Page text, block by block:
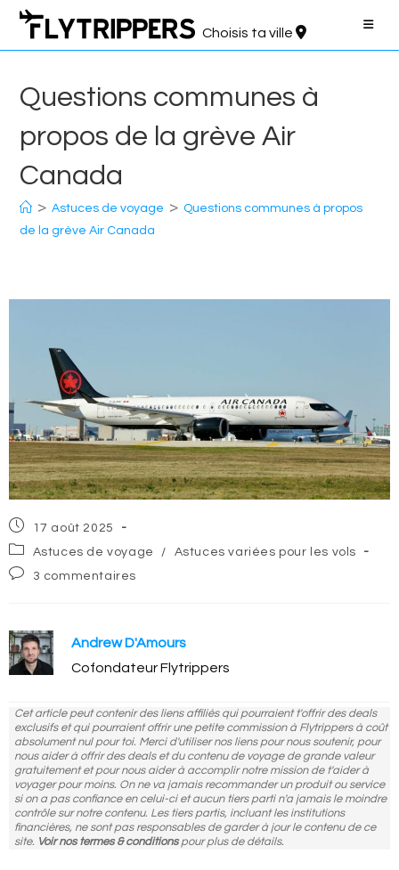
Aller
contenu
Choisis ta ville
Questions communes à
propos de la grève Air
Canada
> Astuces de voyage > Questions communes à propos
de la grève Air Canada
Post
published:
17 août 2025
Post
category:
Astuces de voyage /
Astuces variées pour les vols
Post3 commentaires
Andrew D'Amours
Cofondateur Flytrippers
Cet article peut contenir des liens affiliés qui pourraient t'offrir des deals
exclusifs et qui pourraient offrir une petite commission à Flytrippers à coût
absolument nul pour toi. Merci d'utiliser nos liens pour nous soutenir, pour
nous aider à offrir des deals et du contenu de voyage de grande valeur
gratuitement et pour nous aider à accomplir notre mission de t'aider à
voyager pour moins. On ne va jamais recommander un produit ou service
si on a pas confiance en celui-ci et aucun tiers parti n'a jamais le moindre
contrôle sur notre contenu. Les tiers partis, incluant les institutions
financières, ne sont pas responsables de garder à jour le contenu de ce
site. Voir nos termes & conditionspour plus de détails.